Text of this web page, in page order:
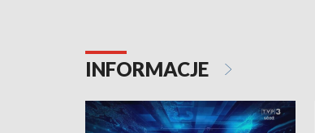
INFORMACJE